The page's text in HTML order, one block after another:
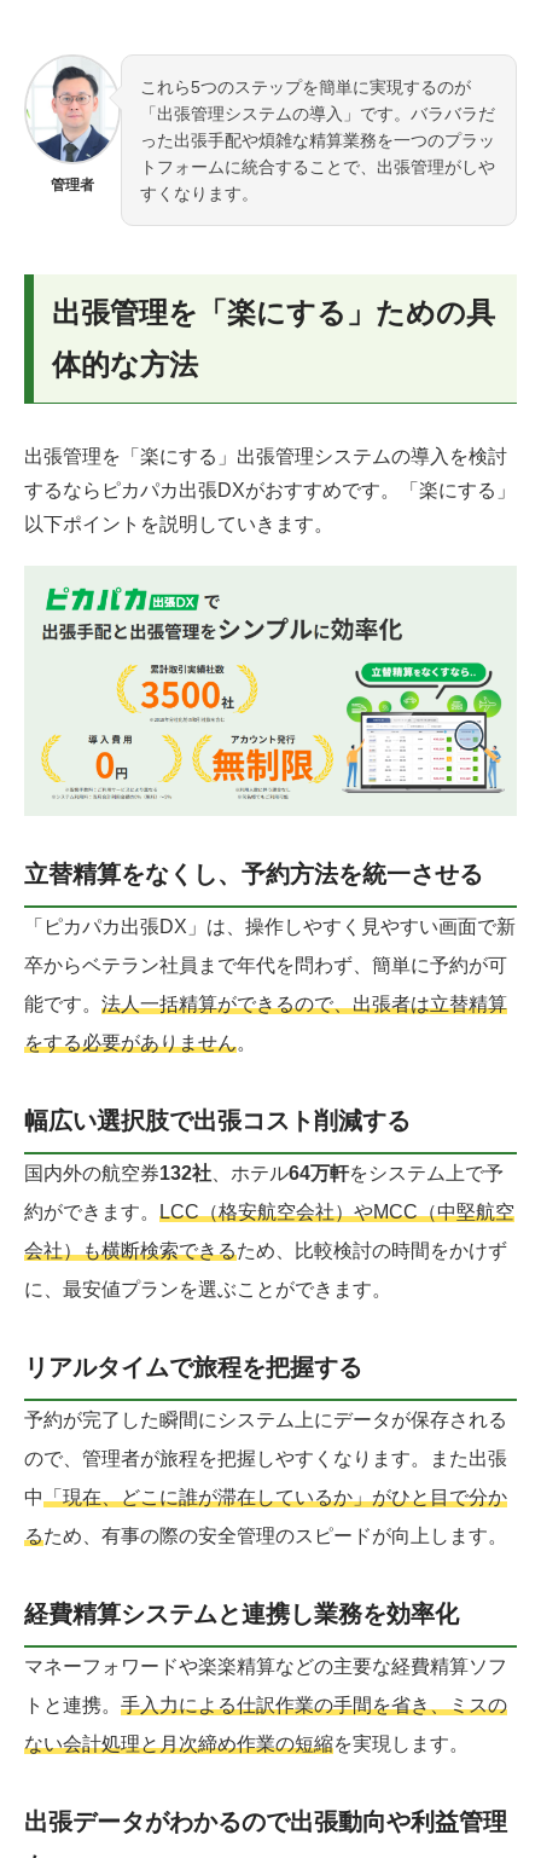
管理者
これら5つのステップを簡単に実現するのが
「出張管理システムの導入」です。バラバラだ
った出張手配や煩雑な精算業務を一つのプラッ
トフォームに統合することで、出張管理がしや
すくなります。
出張管理を「楽にする」ための具
体的な方法
出張管理を「楽にする」出張管理システムの導入を検討
するならピカパカ出張DXがおすすめです。「楽にする」
以下ポイントを説明していきます。
立替精算をなくし、予約方法を統一させる
「ピカパカ出張DX」は、操作しやすく見やすい画面で新
卒からベテラン社員まで年代を問わず、簡単に予約が可
能です。 法人一括精算ができるので、出張者は立替精算
をする必要がありません。
幅広い選択肢で出張コスト削減する
国内外の航空券132社 、ホテル64万軒をシステム上で予
約ができます。 LCC（格安航空会社）やMCC（中堅航空
会社）も横断検索できるため、比較検討の時間をかけず
に、最安値プランを選ぶことができます。
リアルタイムで旅程を把握する
予約が完了した瞬間にシステム上にデータが保存される
ので、管理者が旅程を把握しやすくなります。また出張
中「現在、どこに誰が滞在しているか」がひと目で分か
るため、有事の際の安全管理のスピードが向上します。
経費精算システムと連携し業務を効率化
マネーフォワードや楽楽精算などの主要な経費精算ソフ
トと連携。 手入力による仕訳作業の手間を省き、ミスの
ない会計処理と月次締め作業の短縮を実現します。
出張データがわかるので出張動向や利益管理